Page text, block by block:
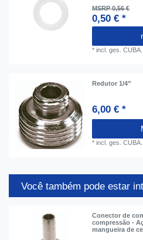
MSRP 0,56 €
0,50 € *
*incl. ges. CUBA.
Redutor 1/4”
6,00 € *
*incl. ges. CUBA.
Você também pode estar
Conector de
compressão -
mangueira de